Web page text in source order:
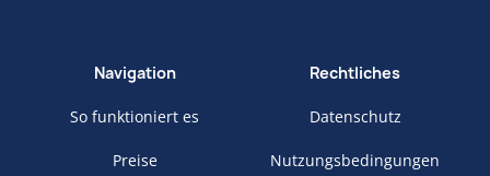
Navigation
So funktioniert es
Preise
Rechtliches
Datenschutz
Nutzungsbedingungen